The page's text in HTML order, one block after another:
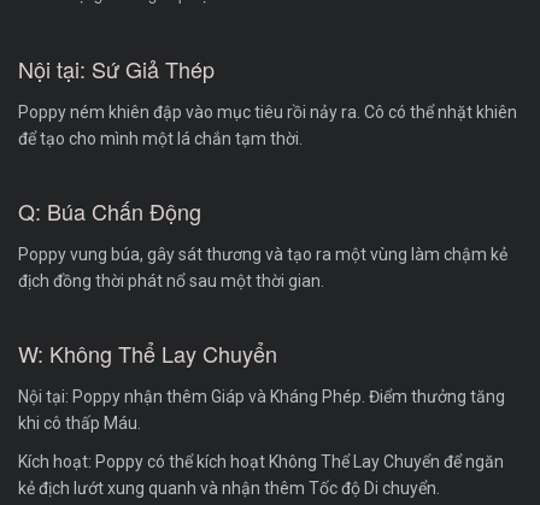
Nội tại: Sứ Giả Thép
Poppy ném khiên đập vào mục tiêu rồi nảy ra. Cô có thể nhặt khiên
để tạo cho mình một lá chắn tạm thời.
Q: Búa Chấn Động
Poppy vung búa, gây sát thương và tạo ra một vùng làm chậm kẻ
địch đồng thời phát nổ sau một thời gian.
W: Không Thể Lay Chuyển
Nội tại: Poppy nhận thêm Giáp và Kháng Phép. Điểm thưởng tăng
khi cô thấp Máu.
Kích hoạt: Poppy có thể kích hoạt Không Thể Lay Chuyển để ngăn
kẻ địch lướt xung quanh và nhận thêm Tốc độ Di chuyển.